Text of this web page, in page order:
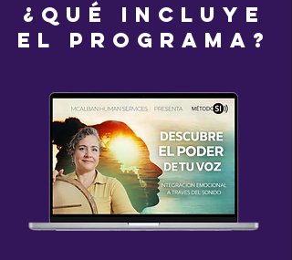
¿QUÉ INCLUYE
EL PROGRAMA?